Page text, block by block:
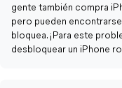
gente también compra
pero pueden
bloquea. ¡Para este
desbloquear un iPhone